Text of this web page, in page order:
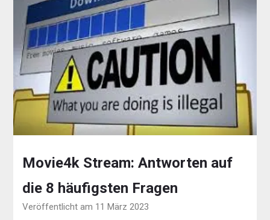
Movie4k Stream: Antworten auf
die 8 häufigsten Fragen
Veröffentlicht am 11 März 2023